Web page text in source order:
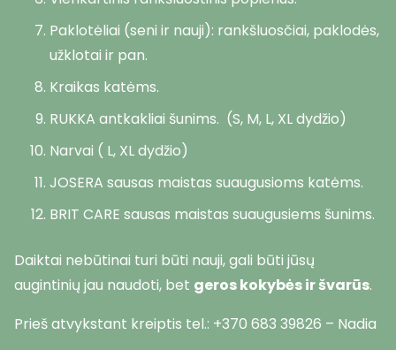
Paklotėliai (seni ir nauji): rankšluosčiai, paklodės,
užklotai ir pan.
Kraikas katėms.
RUKKA antkakliai šunims. (S, M, L, XL dydžio)
Narvai ( L, XL dydžio)
JOSERA sausas maistas suaugusioms katėms.
BRIT CARE sausas maistas suaugusiems šunims.
Daiktai nebūtinai turi būti nauji, gali būti jūsų
augintinių jau naudoti, bet geros kokybės ir švarūs.
Prieš atvykstant kreiptis tel.: +370 683 39826 – Nadia